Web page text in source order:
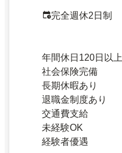
完全週休2日制
年間休日120日以上
社会保険完備
長期休暇あり
退職金制度あり
交通費支給
未経験OK
経験者優遇